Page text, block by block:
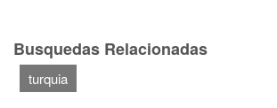
Busquedas Relacionadas
turquia